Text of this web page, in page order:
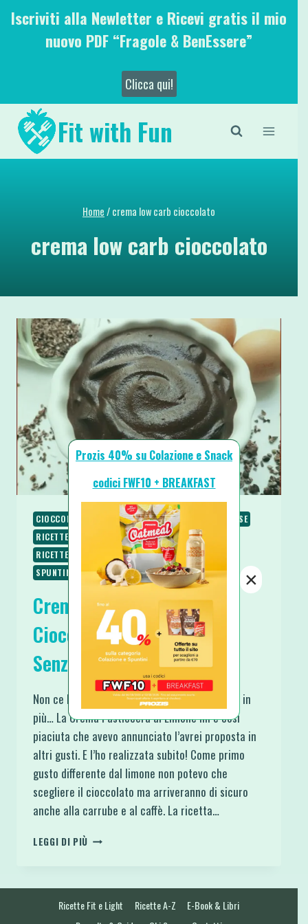
SaltaIscriviti alla Newletter e Ricevi gratis il mio
nuovo PDF “Fragole & BenEssere”
Clicca qui!
Fit with Fun
Home/crema low carb cioccolato
crema low carb cioccolato
CIOCCOLATO COLAZIONE RICETTE
RICETTE BASE
RICETTE DOLCI
RICETTE LOW CARB
RICETTE PROTEICHE
RICETTE SENZA GLUTINE
SPUNTINI E SNACKS
Crema Pasticcera Fit al
Cioccolato Light Veloce e
Senza Glutine
Non ce l’ho fatta ad aspettare qualche giorno in
più… La Crema Pasticcera al Limone mi è così
piaciuta che avevo annunciato l’avrei proposta in
altri gusti. E l’ho realizzata subito! Come primo
gusto differente dal limone non potevo che
scegliere il cioccolato ma arriveranno di sicuro
anche alla carrube e al caffè. La ricetta…
LEGGI DI PIÙ CREMA
LIGHT
Ricette Fit e Light Ricette A-Z
E-Book & Libri
Prozis 40% su Colazione e Snack
codici FWF10 + BREAKFAST
×